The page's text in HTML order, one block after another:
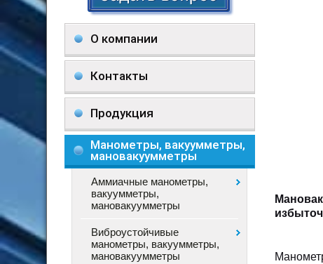
О компании
Контакты
Продукция
Манометры, вакуумметры,
мановакуумметры
Аммиачные манометры,
вакуумметры,
мановакуумметры
Виброустойчивые
манометры, вакуумметры,
мановакуумметры